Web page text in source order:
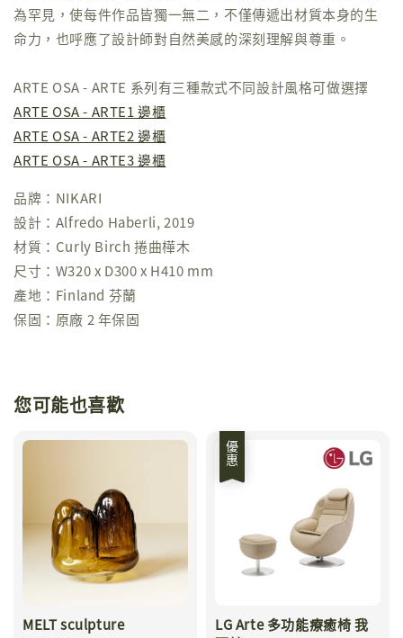
為罕見，使每件作品皆獨一無二，不僅傳遞出材質本身的生
命力，也呼應了設計師對自然美感的深刻理解與尊重。
ARTE OSA - ARTE 系列有三種款式不同設計風格可做選擇
ARTE OSA - ARTE1 邊櫃
ARTE OSA - ARTE2 邊櫃
ARTE OSA - ARTE3 邊櫃
品牌：NIKARI
設計：Alfredo Haberli, 2019
材質：Curly Birch 捲曲樺木
尺寸：W320 x D300 x H410 mm
產地：Finland 芬蘭
保固：原廠 2 年保固
您可能也喜歡
MELT sculpture
優惠
LG Arte 多功能療癒椅 我